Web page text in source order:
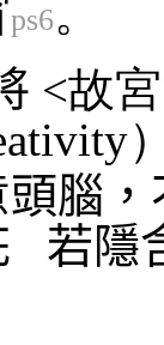
ps6。
<故
腦
若隱